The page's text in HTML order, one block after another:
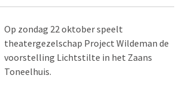
Op zondag 22 oktober speelt
theatergezelschap Project Wildeman de
voorstelling Lichtstilte in het Zaans
Toneelhuis.